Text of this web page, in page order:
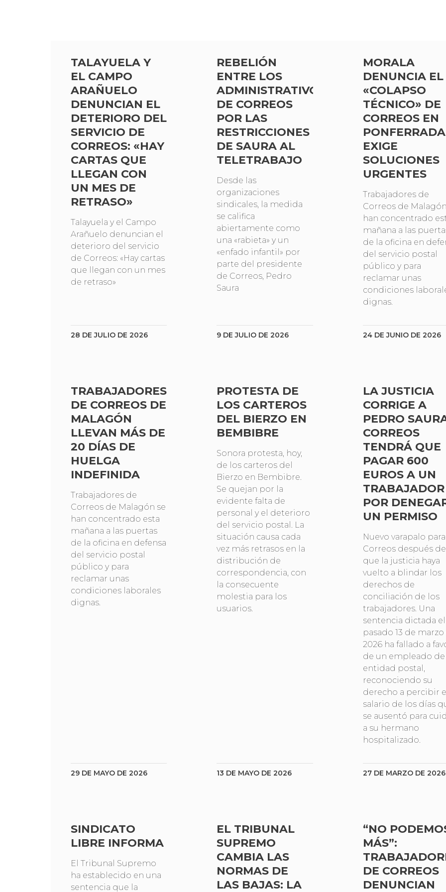
TALAYUELA Y
EL CAMPO
ARAÑUELO
DENUNCIAN EL
DETERIORO DEL
SERVICIO DE
CORREOS: «HAY
CARTAS QUE
LLEGAN CON
UN MES DE
RETRASO»
Talayuela y el Campo
Arañuelo denuncian el
deterioro del servicio
de Correos: «Hay cartas
que llegan con un mes
de retraso»
28 DE JULIO DE 2026
REBELIÓN
ENTRE LOS
ADMINISTRATIVOS
DE CORREOS
POR LAS
RESTRICCIONES
DE SAURA AL
TELETRABAJO
Desde las
organizaciones
sindicales, la medida
se califica
abiertamente como
una «rabieta» y un
«enfado infantil» por
parte del presidente
de Correos, Pedro
Saura
9 DE JULIO DE 2026
MORALA
DENUNCIA EL
«COLAPSO
TÉCNICO» DE
CORREOS EN
EXIGE
SOLUCIONES
URGENTES
Trabajadores de
Correos de
han concentrado
mañana a las
de la oficina en
del servicio postal
público y para
reclamar unas
condiciones
dignas.
24 DE JUNIO DE 2026
TRABAJADORES
DE CORREOS DE
MALAGÓN
LLEVAN MÁS DE
20 DÍAS DE
HUELGA
INDEFINIDA
Trabajadores de
Correos de Malagón se
han concentrado esta
mañana a las puertas
de la oficina en defensa
del servicio postal
público y para
reclamar unas
condiciones laborales
dignas.
29 DE MAYO DE 2026
PROTESTA DE
LOS CARTEROS
DEL BIERZO EN
BEMBIBRE
Sonora protesta, hoy,
de los carteros del
Bierzo en Bembibre.
Se quejan por la
evidente falta de
personal y el deterioro
del servicio postal. La
situación causa cada
vez más retrasos en la
distribución de
correspondencia, con
la consecuente
molestia para los
usuarios.
13 DE MAYO DE 2026
LA JUSTICIA
CORRIGE A
PEDRO
CORREOS
TENDRÁ QUE
PAGAR 600
EUROS A UN
TRABAJADOR
POR
UN PERMISO
Nuevo varapalo para
Correos después de
que la justicia haya
vuelto a blindar los
derechos de
conciliación de los
trabajadores. Una
sentencia dictada el
pasado 13 de marzo
2026 ha fallado a
de un empleado de
entidad postal,
reconociendo su
derecho a percibir el
salario de los días
se ausentó para
a su hermano
hospitalizado.
27 DE MARZO DE 2026
SINDICATO
LIBRE INFORMA
El Tribunal Supremo
ha establecido en una
sentencia que la
EL TRIBUNAL
SUPREMO
CAMBIA LAS
NORMAS DE
LAS BAJAS: LA
“NO
MÁS”:
DE CORREOS
DENUNCIAN